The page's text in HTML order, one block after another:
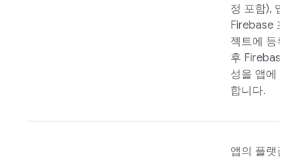
정 포함), 앱을
Firebase 프로
젝트에 등록한
후 Firebase 구
성을 앱에 추가
합니다.
앱의 플랫폼에